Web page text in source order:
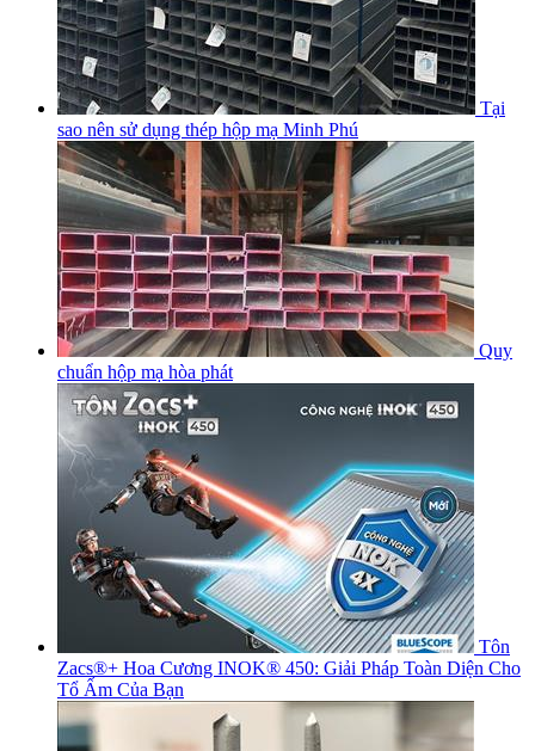
Tại
sao nên sử dụng thép hộp mạ Minh Phú
Quy
chuẩn hộp mạ hòa phát
Tôn
Zacs®+ Hoa Cương INOK® 450: Giải Pháp Toàn Diện Cho
Tổ Ấm Của Bạn